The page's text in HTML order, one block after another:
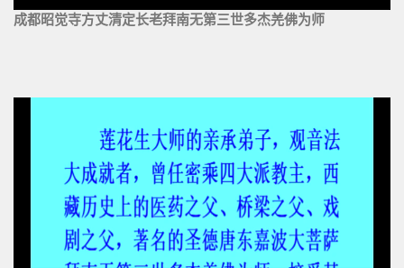
成都昭觉寺方丈清定长老拜南无第三世多杰羌佛为师